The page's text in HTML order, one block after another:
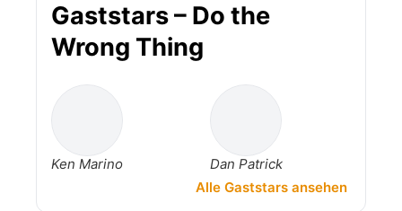
Gaststars – Do the
Wrong Thing
Ken Marino
Dan Patrick
Alle Gaststars ansehen